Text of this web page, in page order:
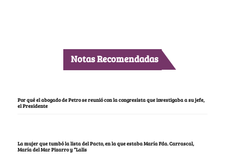
Notas Recomendadas
Por qué el abogado de Petro se reunió con la congresista que investigaba a su jefe,
el Presidente
La mujer que tumbó la lista del Pacto, en la que estaba María Fda. Carrascal,
María del Mar Pizarro y “Lalis